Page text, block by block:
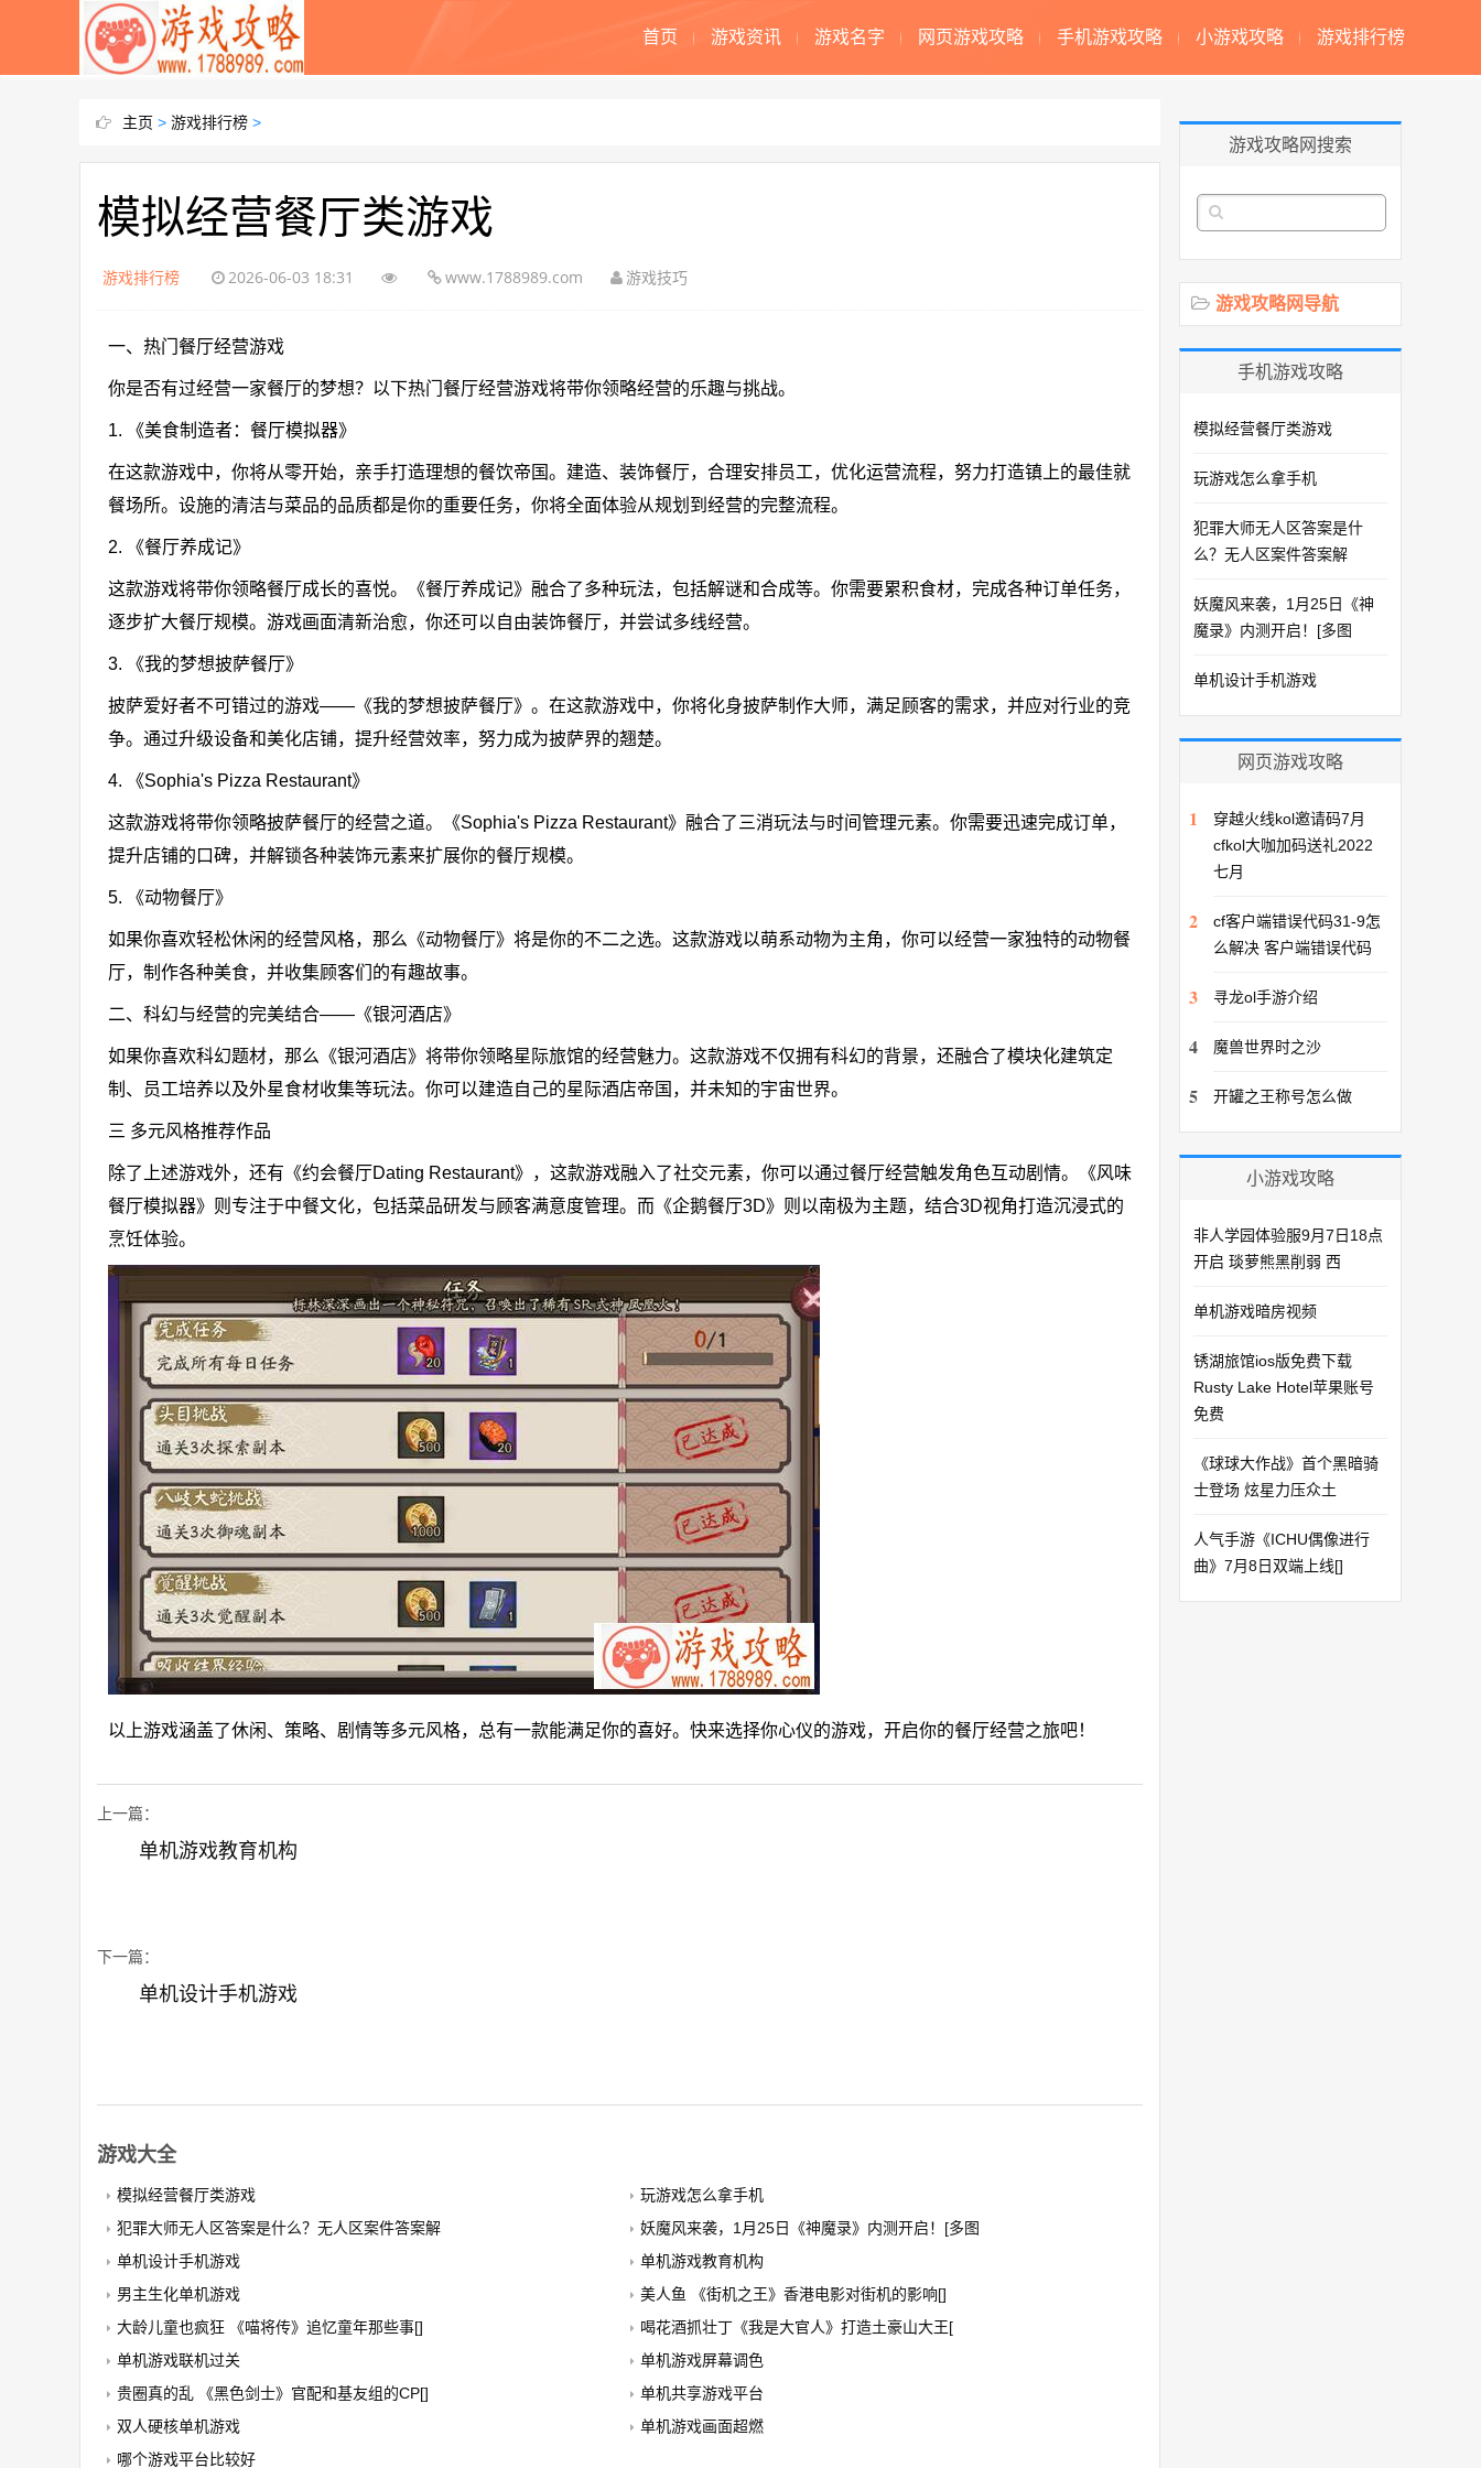
首页 游戏资讯 游戏名字 网页游戏攻略 手机游戏攻略 小游戏攻略 游戏排行榜
主页 > 游戏排行榜 >
模拟经营餐厅类游戏
游戏排行榜 2026-06-03 18:31 www.1788989.com 游戏技巧
一、热门餐厅经营游戏
你是否有过经营一家餐厅的梦想？以下热门餐厅经营游戏将带你领略经营的乐趣与挑战。
1. 《美食制造者：餐厅模拟器》
在这款游戏中，你将从零开始，亲手打造理想的餐饮帝国。建造、装饰餐厅，合理安排员工，优化运营流程，努力打造镇上的最佳就
餐场所。设施的清洁与菜品的品质都是你的重要任务，你将全面体验从规划到经营的完整流程。
2. 《餐厅养成记》
这款游戏将带你领略餐厅成长的喜悦。《餐厅养成记》融合了多种玩法，包括解谜和合成等。你需要累积食材，完成各种订单任务，
逐步扩大餐厅规模。游戏画面清新治愈，你还可以自由装饰餐厅，并尝试多线经营。
3. 《我的梦想披萨餐厅》
披萨爱好者不可错过的游戏——《我的梦想披萨餐厅》。在这款游戏中，你将化身披萨制作大师，满足顾客的需求，并应对行业的竞
争。通过升级设备和美化店铺，提升经营效率，努力成为披萨界的翘楚。
4. 《Sophia's Pizza Restaurant》
这款游戏将带你领略披萨餐厅的经营之道。《Sophia's Pizza Restaurant》融合了三消玩法与时间管理元素。你需要迅速完成订单，
提升店铺的口碑，并解锁各种装饰元素来扩展你的餐厅规模。
5. 《动物餐厅》
如果你喜欢轻松休闲的经营风格，那么《动物餐厅》将是你的不二之选。这款游戏以萌系动物为主角，你可以经营一家独特的动物餐
厅，制作各种美食，并收集顾客们的有趣故事。
二、科幻与经营的完美结合——《银河酒店》
如果你喜欢科幻题材，那么《银河酒店》将带你领略星际旅馆的经营魅力。这款游戏不仅拥有科幻的背景，还融合了模块化建筑定
制、员工培养以及外星食材收集等玩法。你可以建造自己的星际酒店帝国，并未知的宇宙世界。
三 多元风格推荐作品
除了上述游戏外，还有《约会餐厅Dating Restaurant》，这款游戏融入了社交元素，你可以通过餐厅经营触发角色互动剧情。《风味
餐厅模拟器》则专注于中餐文化，包括菜品研发与顾客满意度管理。而《企鹅餐厅3D》则以南极为主题，结合3D视角打造沉浸式的
烹饪体验。
以上游戏涵盖了休闲、策略、剧情等多元风格，总有一款能满足你的喜好。快来选择你心仪的游戏，开启你的餐厅经营之旅吧！
上一篇：
单机游戏教育机构
下一篇：
单机设计手机游戏
游戏大全
模拟经营餐厅类游戏
玩游戏怎么拿手机
犯罪大师无人区答案是什么？无人区案件答案解
妖魔风来袭，1月25日《神魔录》内测开启！[多图
单机设计手机游戏
单机游戏教育机构
男主生化单机游戏
美人鱼 《街机之王》香港电影对街机的影响[]
大龄儿童也疯狂 《喵将传》追忆童年那些事[]
喝花酒抓壮丁《我是大官人》打造土豪山大王[
单机游戏联机过关
单机游戏屏幕调色
贵圈真的乱 《黑色剑士》官配和基友组的CP[]
单机共享游戏平台
双人硬核单机游戏
单机游戏画面超燃
哪个游戏平台比较好
游戏攻略网搜索
游戏攻略网导航
手机游戏攻略
模拟经营餐厅类游戏
玩游戏怎么拿手机
犯罪大师无人区答案是什
么？无人区案件答案解
妖魔风来袭，1月25日《神
魔录》内测开启！[多图
单机设计手机游戏
网页游戏攻略
1
穿越火线kol邀请码7月
cfkol大咖加码送礼2022
七月
2
cf客户端错误代码31-9怎
么解决 客户端错误代码
3 寻龙ol手游介绍
4 魔兽世界时之沙
5 开罐之王称号怎么做
小游戏攻略
非人学园体验服9月7日18点
开启 琰萝熊黑削弱 西
单机游戏暗房视频
锈湖旅馆ios版免费下载
Rusty Lake Hotel苹果账号
免费
《球球大作战》首个黑暗骑
士登场 炫星力压众土
人气手游《ICHU偶像进行
曲》7月8日双端上线[]